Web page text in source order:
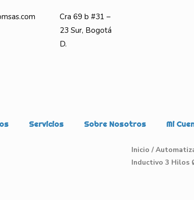
Cra 69 b #31 –
23 Sur, Bogotá
D.
Servicios Sobre Nosotros Mi
Inicio /
Inductivo 3 Hilos